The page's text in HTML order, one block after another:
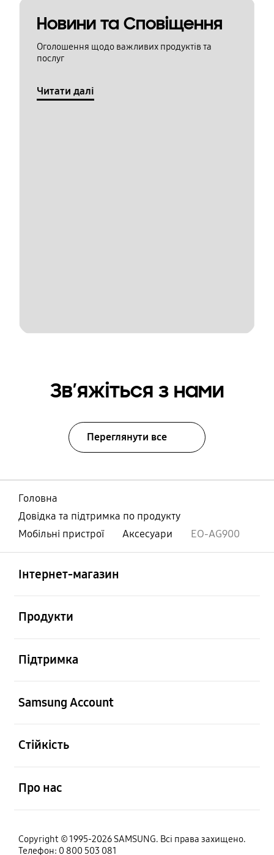
Новини та Сповіщення
Оголошення щодо важливих продуктів та
послуг
Читати далі
Зв’яжіться з нами
Переглянути все
Головна
Довідка та підтримка по продукту
Мобільні пристрої
Аксесуари EO-AG900
Інтернет-магазин
Продукти
Підтримка
Samsung Account
Стійкість
Про нас
Copyright © 1995-2026 SAMSUNG. Всі права захищено.
Телефон: 0 800 503 081